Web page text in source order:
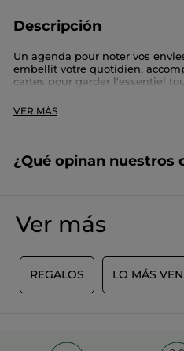
Descripción
Un agenda pour noter vos
embellit votre quotidien,
cartes pour garder l'essentiel
Referencia: SG306
VER MÁS
¿Qué opinan nuestros
No
AÑADIR UNA
Ver más
REGALOS LO MÁS